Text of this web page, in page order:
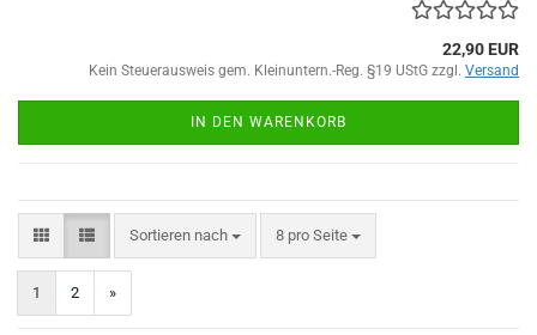
22,90 EUR
Kein Steuerausweis gem. Kleinuntern.-Reg. §19 UStG zzgl. Versand
IN DEN WARENKORB
Sortieren nach
Sortieren nach 8 pro Seite
pro Seite
1 2 »